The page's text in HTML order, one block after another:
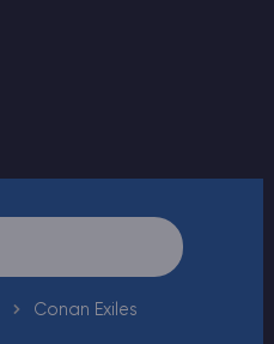
Conan Exiles